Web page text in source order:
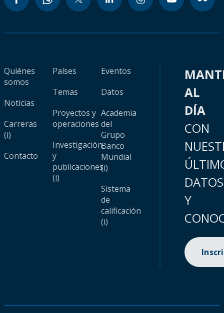
Quiénes
somos
Noticias
Carreras
(i)
Contacto
Países
Temas
Proyectos y
operaciones
Investigación
y
publicaciones
(i)
Eventos
Datos
Academia
del
Grupo
Banco
Mundial
(i)
Sistema
de
calificación
(i)
AL
DÍA
CON
DATOS
Y